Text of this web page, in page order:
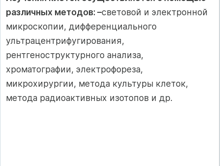
различных методов: –световой и электронной
микроскопии, дифференциального
ультрацентрифугирования,
рентгеноструктурного анализа,
хроматографии, электрофореза,
микрохирургии, метода культуры клеток,
метода радиоактивных изотопов и др.